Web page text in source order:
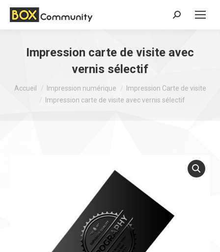
Search:
Impression carte de visite avec
vernis sélectif
Vous êtes ici :
Accueil Impression numérique
Impression Carte de visite
Impression carte de visite avec vernis sélectif